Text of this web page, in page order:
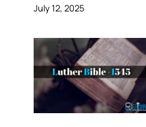
July 12, 2025